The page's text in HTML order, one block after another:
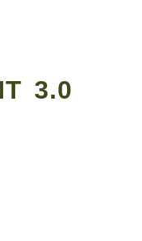
3.0